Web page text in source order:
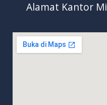
Alamat Kantor